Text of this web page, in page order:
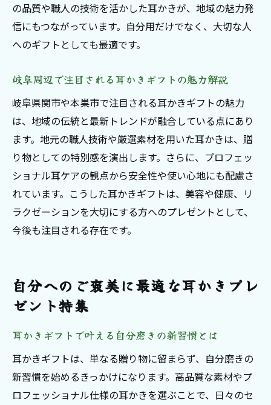
の品質や職人の技術を活かした耳かきが、地域の魅力発
信にもつながっています。自分用だけでなく、大切な人
へのギフトとしても最適です。
岐阜周辺で注目される耳かきギフトの魅力解説
岐阜県関市や本巣市で注目される耳かきギフトの魅力
は、地域の伝統と最新トレンドが融合している点にあり
ます。地元の職人技術や厳選素材を用いた耳かきは、贈
り物としての特別感を演出します。さらに、プロフェッ
ショナル耳ケアの観点から安全性や使い心地にも配慮さ
れています。こうした耳かきギフトは、美容や健康、リ
ラクゼーションを大切にする方へのプレゼントとして、
今後も注目される存在です。
自分へのご褒美に最適な耳かきプレ
ゼント特集
耳かきギフトで叶える自分磨きの新習慣とは
耳かきギフトは、単なる贈り物に留まらず、自分磨きの
新習慣を始めるきっかけになります。高品質な素材やプ
ロフェッショナル仕様の耳かきを選ぶことで、日々のセ